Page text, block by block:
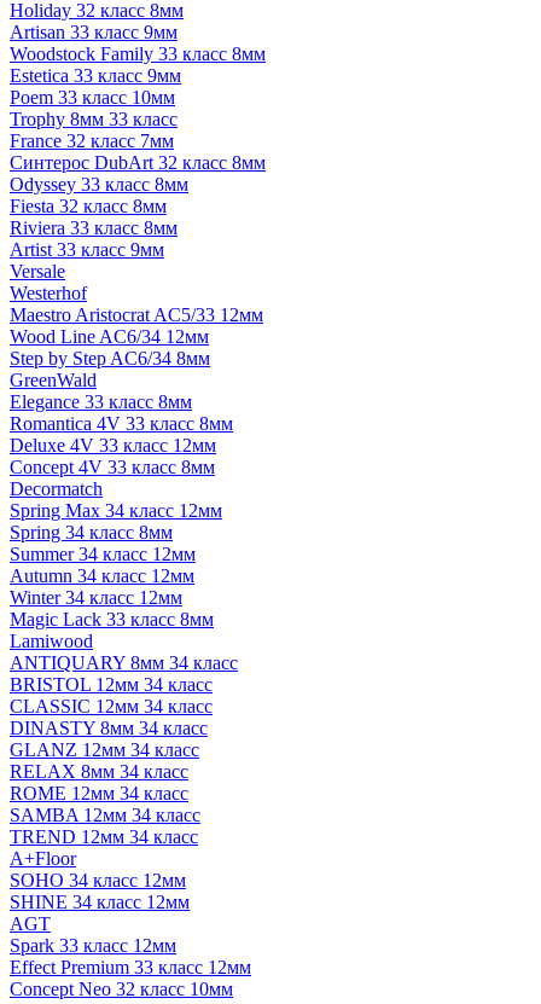
Holiday 32 класс 8мм
Artisan 33 класс 9мм
Woodstock Family 33 класс 8мм
Estetica 33 класс 9мм
Poem 33 класс 10мм
Trophy 8мм 33 класс
France 32 класс 7мм
Синтерос DubArt 32 класс 8мм
Odyssey 33 класс 8мм
Fiesta 32 класс 8мм
Riviera 33 класс 8мм
Artist 33 класс 9мм
Versale
Westerhof
Maestro Aristocrat AC5/33 12мм
Wood Line AC6/34 12мм
Step by Step AC6/34 8мм
GreenWald
Elegance 33 класс 8мм
Romantica 4V 33 класс 8мм
Deluxe 4V 33 класс 12мм
Concept 4V 33 класс 8мм
Decormatch
Spring Max 34 класс 12мм
Spring 34 класс 8мм
Summer 34 класс 12мм
Autumn 34 класс 12мм
Winter 34 класс 12мм
Magic Lack 33 класс 8мм
Lamiwood
ANTIQUARY 8мм 34 класс
BRISTOL 12мм 34 класс
CLASSIC 12мм 34 класс
DINASTY 8мм 34 класс
GLANZ 12мм 34 класс
RELAX 8мм 34 класс
ROME 12мм 34 класс
SAMBA 12мм 34 класс
TREND 12мм 34 класс
A+Floor
SOHO 34 класс 12мм
SHINE 34 класс 12мм
AGT
Spark 33 класс 12мм
Effect Premium 33 класс 12мм
Concept Neo 32 класс 10мм